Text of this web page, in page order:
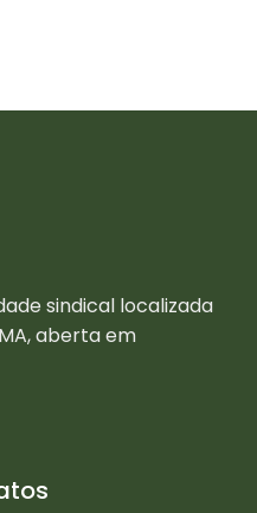
sindical localizada
aberta em